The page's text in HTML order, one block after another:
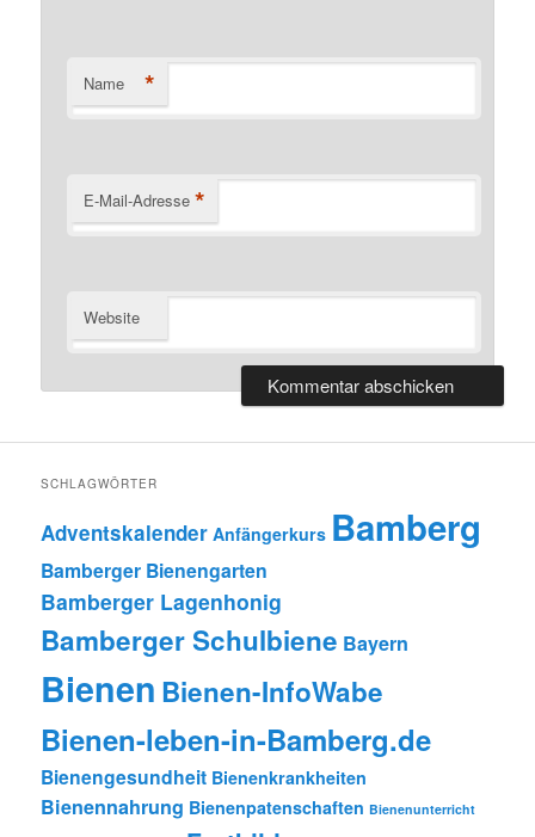
Name *
E-Mail-Adresse *
Website
SCHLAGWÖRTER
Adventskalender Anfängerkurs Bamberg
Bamberger Bienengarten
Bamberger Lagenhonig
Bamberger Schulbiene Bayern
Bienen Bienen-InfoWabe
Bienen-leben-in-Bamberg.de
Bienengesundheit Bienenkrankheiten
Bienennahrung Bienenpatenschaften Bienenunterricht